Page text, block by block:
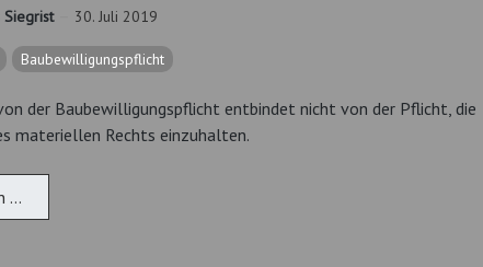
Siegrist 30. Juli 2019
Baubewilligungspflicht
der Baubewilligungspflicht entbindet nicht von der Pflicht, die
materiellen Rechts einzuhalten.
…